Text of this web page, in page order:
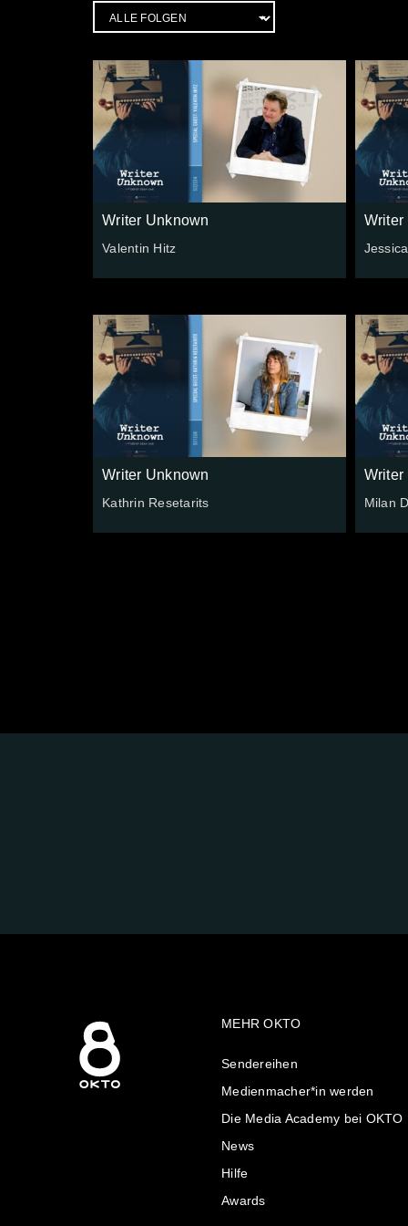
Writer Unknown
Valentin Hitz
Writer
Writer Unknown
Kathrin Resetarits
Writer
Milan
MEHR OKTO
Sendereihen
Medienmacher*in werden
Die Media Academy bei OKTO
News
Hilfe
Awards